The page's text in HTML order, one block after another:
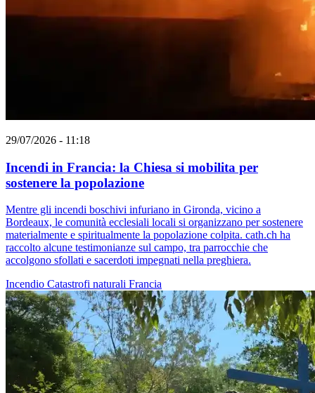
29/07/2026 - 11:18
Incendi in Francia: la Chiesa si mobilita per
sostenere la popolazione
Mentre gli incendi boschivi infuriano in Gironda, vicino a
Bordeaux, le comunità ecclesiali locali si organizzano per sostenere
materialmente e spiritualmente la popolazione colpita. cath.ch ha
raccolto alcune testimonianze sul campo, tra parrocchie che
accolgono sfollati e sacerdoti impegnati nella preghiera.
Incendio Catastrofi naturali Francia